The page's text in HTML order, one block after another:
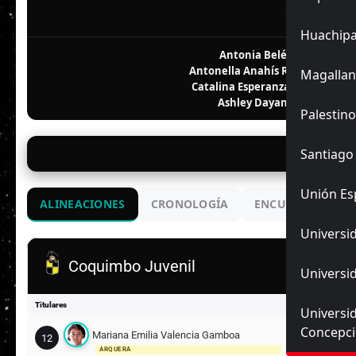
Palestino
Unión
Antonia Belén López
Antonella Anahís Rivera
Catalina Esperanza Ruíz Godoy
Ashley Dayana López
📅 03/
ALINEACIONES CRONOLOGÍA ENCUENTROS
Coquimbo Juvenil
Titulares
12 Mariana Emilia Valencia Gamboa
ARQUERA